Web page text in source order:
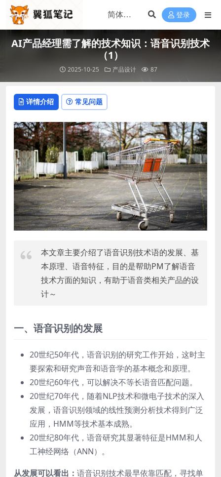
登录
AI产品经理需了解的技术知识：语音识别技术
（1）
2025-10-25 产品设计 87
详情介绍 常见问题
本文章主要介绍了语音识别技术语的发展、基
本原理、语音特征，目的是帮助PM了解语音
技术方面的知识，有助于语音类相关产品的设
计～
一、语音识别的发展
20世纪50年代，语音识别的研究工作开始，这时主
要探索和研究声音和语音学的基本概念和原理。
20世纪60年代，可以解决不等长语音匹配问题。
20世纪70年代，随着NLP技术和微电子技术的深入
发展，语音识别领域的线性预测分析技术得到广泛
应用，HMM等技术基本成熟。
20世纪80年代，语音研究其显著特征是HMM和人
工神经网络（ANN）。
从发展可以看出： 语音识别技术最早依靠匹配，寻找单